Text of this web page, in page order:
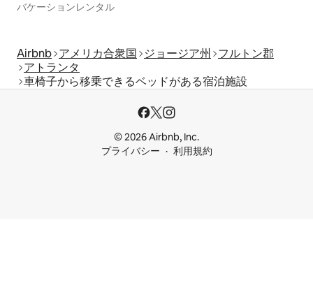
バケーションレンタル
Airbnb アメリカ合衆国 ジョージア州
フルトン郡
アトランタ
車椅子から移乗できるベッドがある宿泊施設
© 2026 Airbnb, Inc.
プライバシー
利用規約